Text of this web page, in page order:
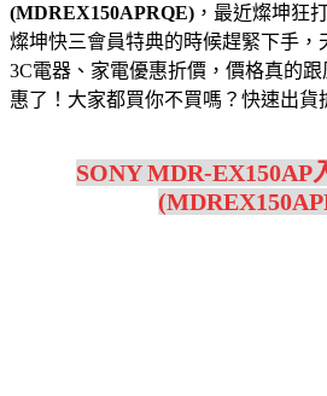
(MDREX150APRQE) ，最近燦坤狂
燦坤快三會員特典的時候趕緊下手，
3C電器、家電優惠折價，價格真的
惠了！大家都買你不買嗎？快速出貨
SONY MDR-EX150AP